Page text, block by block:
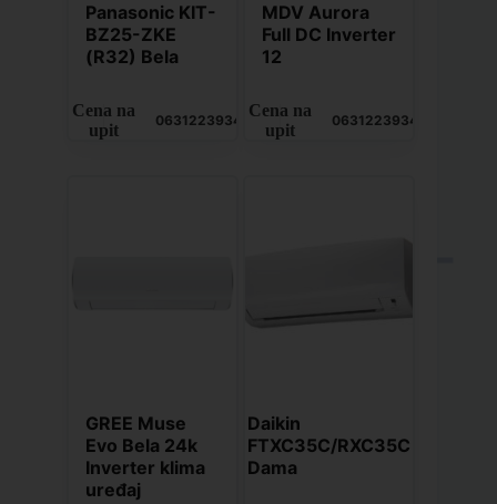
Panasonic KIT-
BZ25-ZKE
(R32) Bela
Cena na
upit
0631223934
MDV Aurora
Full DC Inverter
12
Cena na
upit
0631223934
GREE Muse
Evo Bela 24k
Inverter klima
uređaj
Daikin
FTXC35C/RXC35C
Dama